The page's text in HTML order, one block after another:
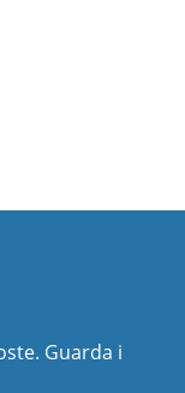
Guarda i